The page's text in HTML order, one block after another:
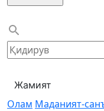
Жамият
Олам Маданият-